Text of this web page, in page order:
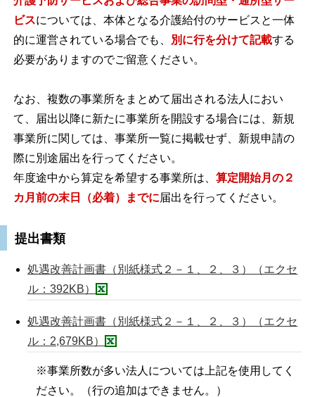
ビスについては、本体となる介護給付のサービスと一体
的に運営されている場合でも、
別に行を分けて記載する
必要がありますのでご留意ください。
なお、複数の事業所をまとめて届出される法人におい
て、届出以降に新たに事業所を開設する場合には、新規
事業所に関しては、事業所一覧に掲載せず、新規申請の
際に別途届出を行ってください。
年度途中から算定を希望する事業所は、算定開始月の２
カ月前の末日（必着）までに届出を行ってください。
提出書類
処遇改善計画書（別紙様式２－１、２、３）（エクセ
ル：392KB）
処遇改善計画書（別紙様式２－１、２、３）（エクセ
ル：2,679KB）
※事業所数が多い法人については上記を使用してく
ださい。（行の追加はできません。）